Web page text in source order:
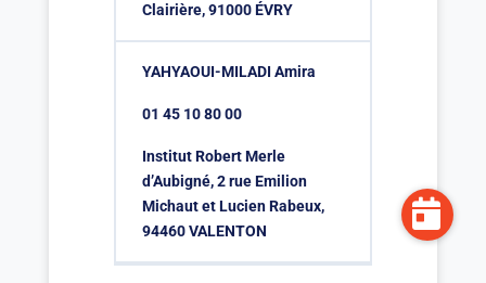
Clairière, 91000 ÉVRY
YAHYAOUI-MILADI Amira
01 45 10 80 00
Institut Robert Merle
d’Aubigné, 2 rue Emilion
Michaut et Lucien Rabeux,
94460 VALENTON